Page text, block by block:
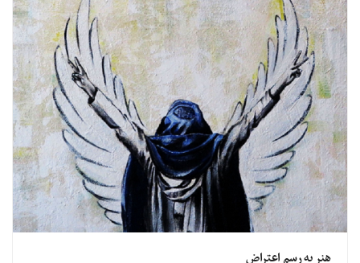
هنر به رسم اعتراض